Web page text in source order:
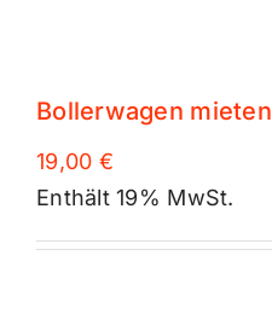
Bollerwagen mieten
19,00 €
Enthält 19% MwSt.